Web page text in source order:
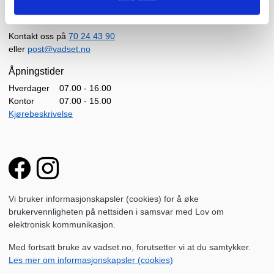
Vadset Tre AS
Kontakt oss på 70 24 43 90
eller post@vadset.no
Åpningstider
Hverdager
Kontor
07.00 - 16.00
07.00 - 15.00
Kjørebeskrivelse
Vi bruker informasjonskapsler (cookies) for å øke
brukervennligheten på nettsiden i samsvar med Lov om
elektronisk kommunikasjon.
Med fortsatt bruke av vadset.no, forutsetter vi at du samtykker.
Les mer om informasjonskapsler (cookies)